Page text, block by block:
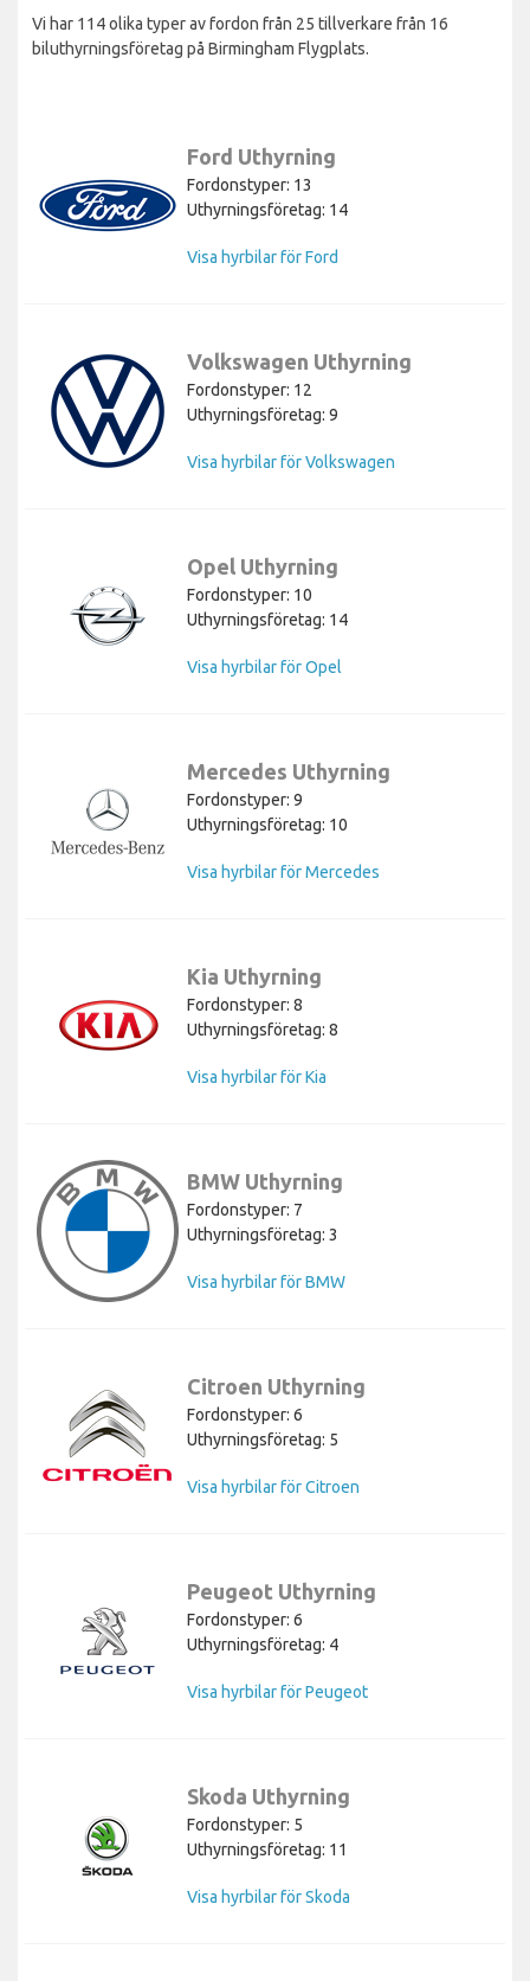
Vi har 114 olika typer av fordon från 25 tillverkare från 16
biluthyrningsföretag på Birmingham Flygplats.
Ford Uthyrning
Fordonstyper: 13
Uthyrningsföretag: 14
Visa hyrbilar för Ford
Volkswagen Uthyrning
Fordonstyper: 12
Uthyrningsföretag: 9
Visa hyrbilar för Volkswagen
Opel Uthyrning
Fordonstyper: 10
Uthyrningsföretag: 14
Visa hyrbilar för Opel
Mercedes Uthyrning
Fordonstyper: 9
Uthyrningsföretag: 10
Visa hyrbilar för Mercedes
Kia Uthyrning
Fordonstyper: 8
Uthyrningsföretag: 8
Visa hyrbilar för Kia
BMW Uthyrning
Fordonstyper: 7
Uthyrningsföretag: 3
Visa hyrbilar för BMW
Citroen Uthyrning
Fordonstyper: 6
Uthyrningsföretag: 5
Visa hyrbilar för Citroen
Peugeot Uthyrning
Fordonstyper: 6
Uthyrningsföretag: 4
Visa hyrbilar för Peugeot
Skoda Uthyrning
Fordonstyper: 5
Uthyrningsföretag: 11
Visa hyrbilar för Skoda